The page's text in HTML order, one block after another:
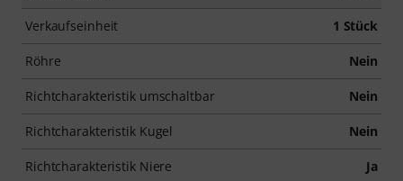
Verkaufseinheit 1 Stück
Röhre Nein
Richtcharakteristik umschaltbar Nein
Richtcharakteristik Kugel Nein
Richtcharakteristik Niere Ja